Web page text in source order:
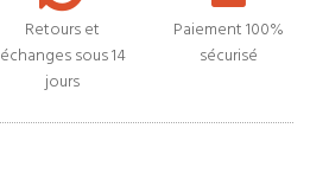
Retours et
échanges sous 14
jours
Paiement 100%
sécurisé